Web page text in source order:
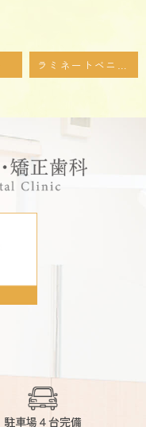
駐車場４台完備